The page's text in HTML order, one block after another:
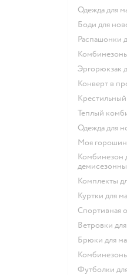
Одежда для
Боди для
Распашонки
Конверт в
Теплый
Одежда для
Моя
Комбинезон для новорожденных
Комплекты
Куртки для
Спортивная
Ветровки
Брюки для
Футболки